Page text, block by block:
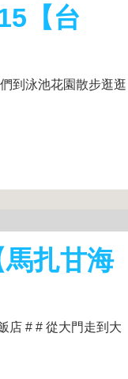
【台
到泳池花園散步逛逛
扎甘海
店 # # 從大門走到大